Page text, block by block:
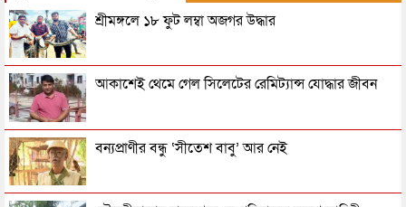
শ্রীমঙ্গলে ১৮ ফুট লম্বা অজগর উদ্ধার
আকাশেই থেমে গেল সিলেটের রেমিট্যান্স যোদ্ধার জীবন
বন্যপ্রাণীর বন্ধু ‘সীতেশ বাবু’ আর নেই